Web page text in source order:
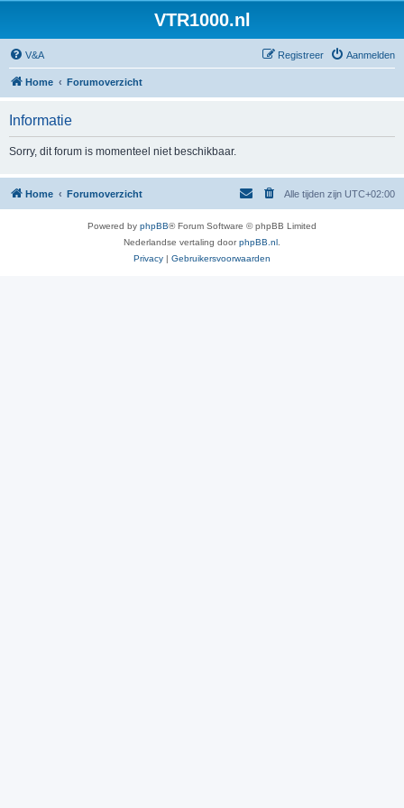
VTR1000.nl
V&A Aanmelden
Registreer
Home Forumoverzicht
Informatie
Sorry, dit forum is momenteel niet beschikbaar.
Home Forumoverzicht Alle tijden zijn UTC+02:00
Powered by phpBB® Forum Software © phpBB Limited
Nederlandse vertaling doorphpBB.nl
Privacy | Gebruikersvoorwaarden